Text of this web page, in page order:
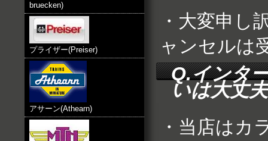
bruecken)
プライザー(Preiser)
アサーン(Athearn)
・大変申し
ャンセルは
Q.インタ
いは大丈
・当店はカ